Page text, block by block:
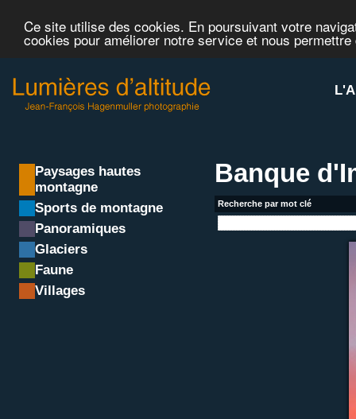
Ce site utilise des cookies. En poursuivant votre
cookies pour améliorer notre service et nous
Paysages hautes
montagne
Sports de montagne
Panoramiques
Glaciers
Faune
Villages
Banque
Recherche par mot clé